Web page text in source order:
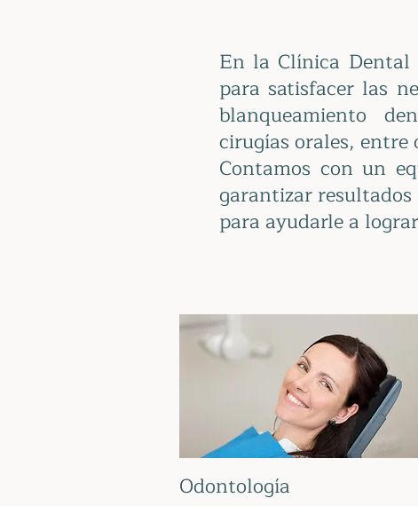
En la Clínica Dental
para satisfacer las
blanqueamiento
cirugías orales,
Contamos con un
garantizar
para ayudarle a
Odontología